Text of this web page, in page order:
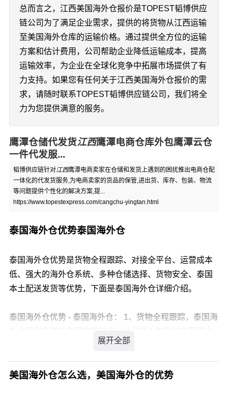
总而言之，江西美国海外仓报价是TOPEST韬博供应
链公司为了满足企业需求，提供的将货物从江西运输
至美国海外仓库的运输价格。通过提供全方位的运输
方案和估计费用，公司帮助企业降低运输成本，提高
运输效率，为企业在全球化竞争中拓展市场提供了有
力支持。如果您有任何关于江西美国海外仓报价的需
求，请随时联系TOPEST韬博供应链公司，我们将全
力为您提供满意的服务。
鹰潭仓储代发货江西鹰潭电商仓库外包鹰潭云仓
一件代发服...
韬博供应链针对江西鹰潭电商卖家在仓储和发货上遇到的困扰推出电商仓配
一体化的代发货服务,为电商卖家的货品的保管,进出货、库存、包装、物流
等问题提供个性化的解决方案,提...
https://www.topestexpress.com/cangchu-yingtan.html
泰国海外仓优势泰国海外仓
泰国海外仓优势是货物全程跟踪、对接全平台、运营成本
低、强大的海外仓系统、多种仓储选择、货物安全、泰国
本土配送发货等优势，下面是泰国海外仓详细介绍。
泰国海外仓优势 - 泰国海外仓： 1、货物全程跟踪，泰国海
2、对接全平台，泰国海外仓无缝对接eBay、速卖通、亚
马逊等跨境电商平台，从自动下单到订单配送一站式物流
美国海外仓怎么选，美国海外仓的优势